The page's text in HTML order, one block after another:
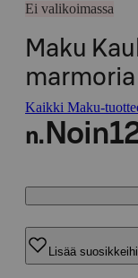
Ei valikoimassa
Maku
Kaikki Maku-
n. Noin
Lisää